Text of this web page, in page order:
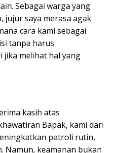
Sebagai warga yang
jujur saya merasa agak
cara kami sebagai
tanpa harus
jika melihat hal yang
kasih atas
Bapak, kami dari
patroli rutin,
Namun, keamanan bukan